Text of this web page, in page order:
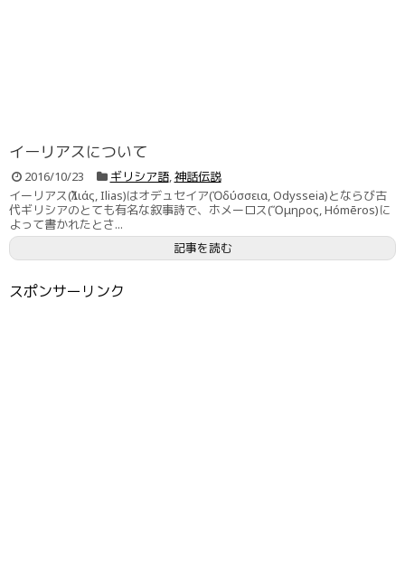
イーリアスについて
2016/10/23 ギリシア語,神話伝説
イーリアス(Ἰλιάς, Ilias)はオデュセイア(Ὀδύσσεια, Odysseia)とならび古
代ギリシアのとても有名な叙事詩で、ホメーロス(Ὅμηρος, Hómēros)に
よって書かれたとさ...
記事を読む
スポンサーリンク